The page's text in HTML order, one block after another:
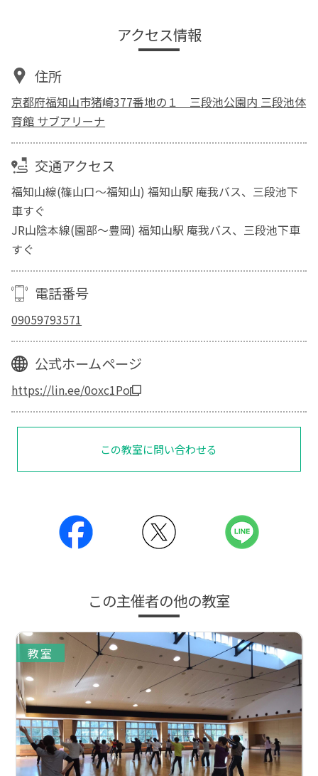
アクセス情報
住所
京都府福知山市猪崎377番地の１ 三段池公園内 三段池体
育館 サブアリーナ
交通アクセス
福知山線(篠山口～福知山) 福知山駅 庵我バス、三段池下
車すぐ
JR山陰本線(園部～豊岡) 福知山駅 庵我バス、三段池下車
すぐ
電話番号
09059793571
公式ホームページ
https://lin.ee/0oxc1Po
この教室に問い合わせる
この主催者の他の教室
教室